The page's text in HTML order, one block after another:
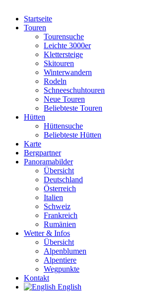
Startseite
Touren
Tourensuche
Leichte 3000er
Klettersteige
Skitouren
Winterwandern
Rodeln
Schneeschuhtouren
Neue Touren
Beliebteste Touren
Hütten
Hüttensuche
Beliebteste Hütten
Karte
Bergpartner
Panoramabilder
Übersicht
Deutschland
Österreich
Italien
Schweiz
Frankreich
Rumänien
Wetter & Infos
Übersicht
Alpenblumen
Alpentiere
Wegpunkte
Kontakt
English